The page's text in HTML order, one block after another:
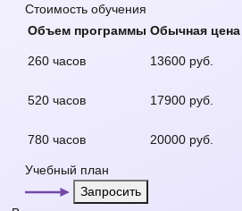
Стоимость обучения
Объем программы Обычная цена
260 часов 13600 руб.
520 часов 17900 руб.
780 часов 20000 руб.
Учебный план
Запросить